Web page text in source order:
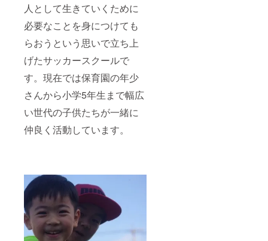
人として生きていくために
必要なことを身につけても
らおうという思いで立ち上
げたサッカースクールで
す。現在では保育園の年少
さんから小学5年生まで幅広
い世代の子供たちが一緒に
仲良く活動しています。